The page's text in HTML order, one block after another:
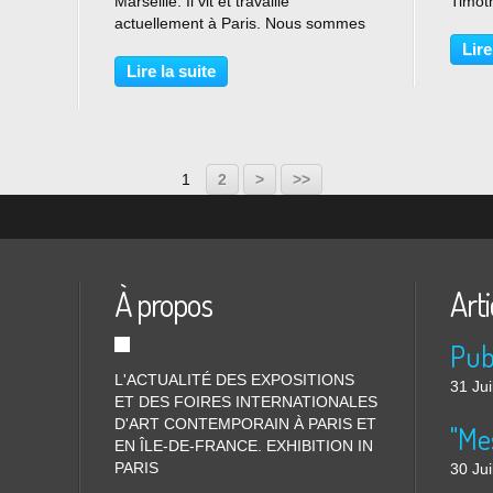
actuellement à Paris. Nous sommes
deuxième fois le travail
photographique de Jean-Christophe
Lire la suite
de
1 2 > >>
À propos
L'ACTUALITÉ DES EXPOSITIONS
ET DES FOIRES INTERNATIONALES
D'ART CONTEMPORAIN À PARIS ET
EN ÎLE-DE-FRANCE. EXHIBITION IN
PARIS
31
30